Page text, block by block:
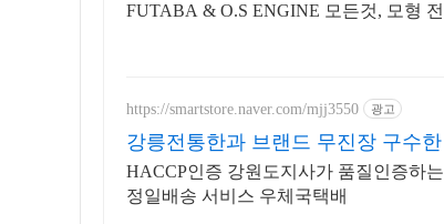
FUTABA & O.S ENGINE 모든것, 모형
https://smartstore.naver.com/mjj3550 광고
강릉전통한과 브랜드 무진장 구수
HACCP인증 강원도지사가 품질인증하
정일배송 서비스 우체국택배